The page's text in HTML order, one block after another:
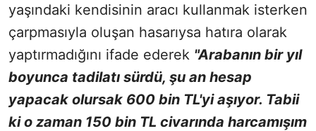
yaşındaki kendisinin aracı kullanmak isterken
çarpmasıyla oluşan hasarıysa hatıra olarak
yaptırmadığını ifade ederek "Arabanın bir yıl
boyunca tadilatı sürdü, şu an hesap
yapacak olursak 600 bin TL'yi aşıyor. Tabii
ki o zaman 150 bin TL civarında harcamışım